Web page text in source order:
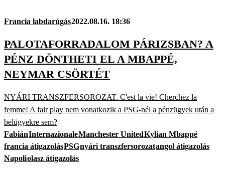
Francia labdarúgás2022.08.16. 18:36
PALOTAFORRADALOM PÁRIZSBAN? A
PÉNZ DÖNTHETI EL A MBAPPÉ,
NEYMAR CSÖRTÉT
NYÁRI TRANSZFERSOROZAT. C'est la vie! Cherchez la
femme! A fair play nem vonatkozik a PSG-nél a pénzügyek után a
belügyekre sem?
FabiánInternazionaleManchester UnitedKylian Mbappé
francia átigazolásPSGnyári transzfersorozatangol átigazolás
Napoliolasz átigazolás